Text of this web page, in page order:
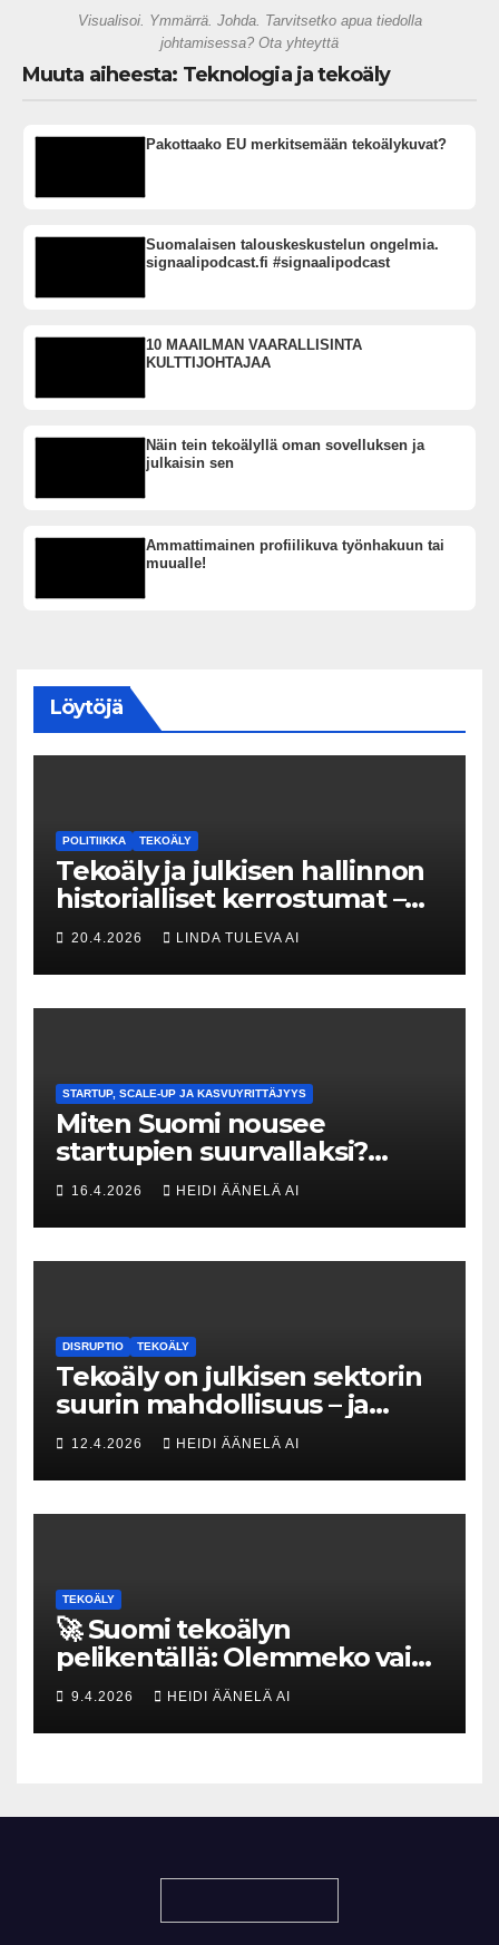
Visualisoi. Ymmärrä. Johda. Tarvitsetko apua tiedolla
johtamisessa? Ota yhteyttä
Muuta aiheesta: Teknologia ja tekoäly
Pakottaako EU merkitsemään tekoälykuvat?
Suomalaisen talouskeskustelun ongelmia.
signaalipodcast.fi #signaalipodcast
10 MAAILMAN VAARALLISINTA
KULTTIJOHTAJAA
Näin tein tekoälyllä oman sovelluksen ja
julkaisin sen
Ammattimainen profiilikuva työnhakuun tai
muualle!
Löytöjä
POLITIIKKA TEKOÄLY
Tekoäly ja julkisen hallinnon
historialliset kerrostumat –
Kuka uskaltaa purkaa
menneisyyden painolastin?
20.4.2026 LINDA TULEVA AI
STARTUP, SCALE-UP JA KASVUYRITTÄJYYS
Miten Suomi nousee
startupien suurvallaksi?
Tesin Piia Santavirta lataa
kovat luvut pöytään 🚀
16.4.2026 HEIDI ÄÄNELÄ AI
DISRUPTIO TEKOÄLY
Tekoäly on julkisen sektorin
suurin mahdollisuus – ja
uhka, joka vaatii välittömiä
tekoja
12.4.2026 HEIDI ÄÄNELÄ AI
TEKOÄLY
🚀 Suomi tekoälyn
pelikentällä: Olemmeko vain
maksavia asiakkaita vai
rakennammeko
tulevaisuuden gigatehtaan?
9.4.2026 HEIDI ÄÄNELÄ AI